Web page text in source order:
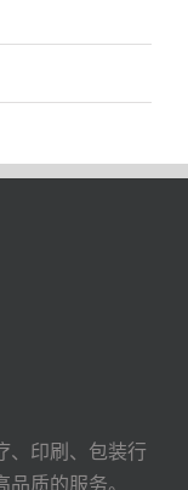
、印刷、包装行
质的服务。